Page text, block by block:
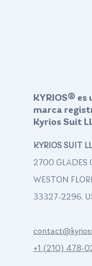
KYRIOS® es
marca
Kyrios Suit
KYRIOS SUIT
2700 GLADES
WESTON
33327-2296,
+1 (210) 478-